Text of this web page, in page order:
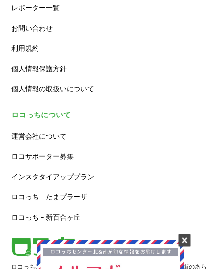
レポーター一覧
お問い合わせ
利用規約
個人情報保護方針
個人情報の取扱いについて
ロコっちについて
運営会社について
ロコサポーター募集
インスタタイアッププラン
ロコっち – たまプラーザ
ロコっち – 新百合ヶ丘
ロコっちは、あなたのジモト体験を豊かにする情報サイトです。街のあら